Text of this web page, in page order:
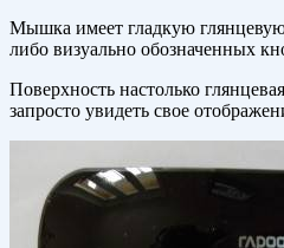
Мышка имеет гладкую глянцевую
либо визуально обозначенных
Поверхность настолько
запросто увидеть свое